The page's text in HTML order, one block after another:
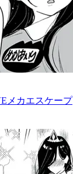
メカエスケープ